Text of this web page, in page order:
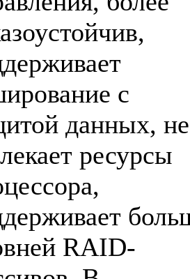
с
данных, не
ресурсы
RAID-